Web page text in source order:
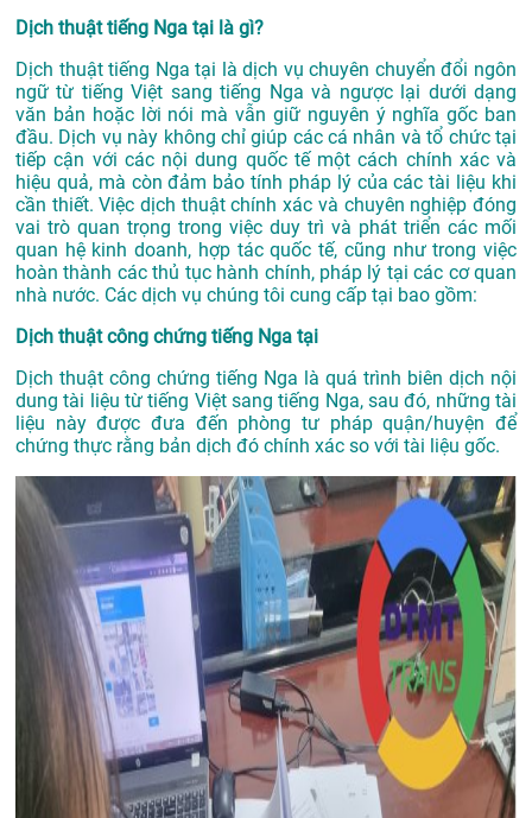
Dịch thuật tiếng Nga tại là gì?
Dịch thuật tiếng Nga tại là dịch vụ chuyên chuyển đổi ngôn
ngữ từ tiếng Việt sang tiếng Nga và ngược lại dưới dạng
văn bản hoặc lời nói mà vẫn giữ nguyên ý nghĩa gốc ban
đầu. Dịch vụ này không chỉ giúp các cá nhân và tổ chức tại
tiếp cận với các nội dung quốc tế một cách chính xác và
hiệu quả, mà còn đảm bảo tính pháp lý của các tài liệu khi
cần thiết. Việc dịch thuật chính xác và chuyên nghiệp đóng
vai trò quan trọng trong việc duy trì và phát triển các mối
quan hệ kinh doanh, hợp tác quốc tế, cũng như trong việc
hoàn thành các thủ tục hành chính, pháp lý tại các cơ quan
nhà nước. Các dịch vụ chúng tôi cung cấp tại bao gồm:
Dịch thuật công chứng tiếng Nga tại
Dịch thuật công chứng tiếng Nga là quá trình biên dịch nội
dung tài liệu từ tiếng Việt sang tiếng Nga, sau đó, những tài
liệu này được đưa đến phòng tư pháp quận/huyện để
chứng thực rằng bản dịch đó chính xác so với tài liệu gốc.